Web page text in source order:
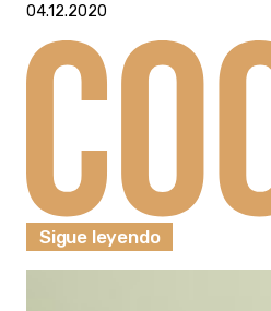
04.12.2020
Sigue leyendo